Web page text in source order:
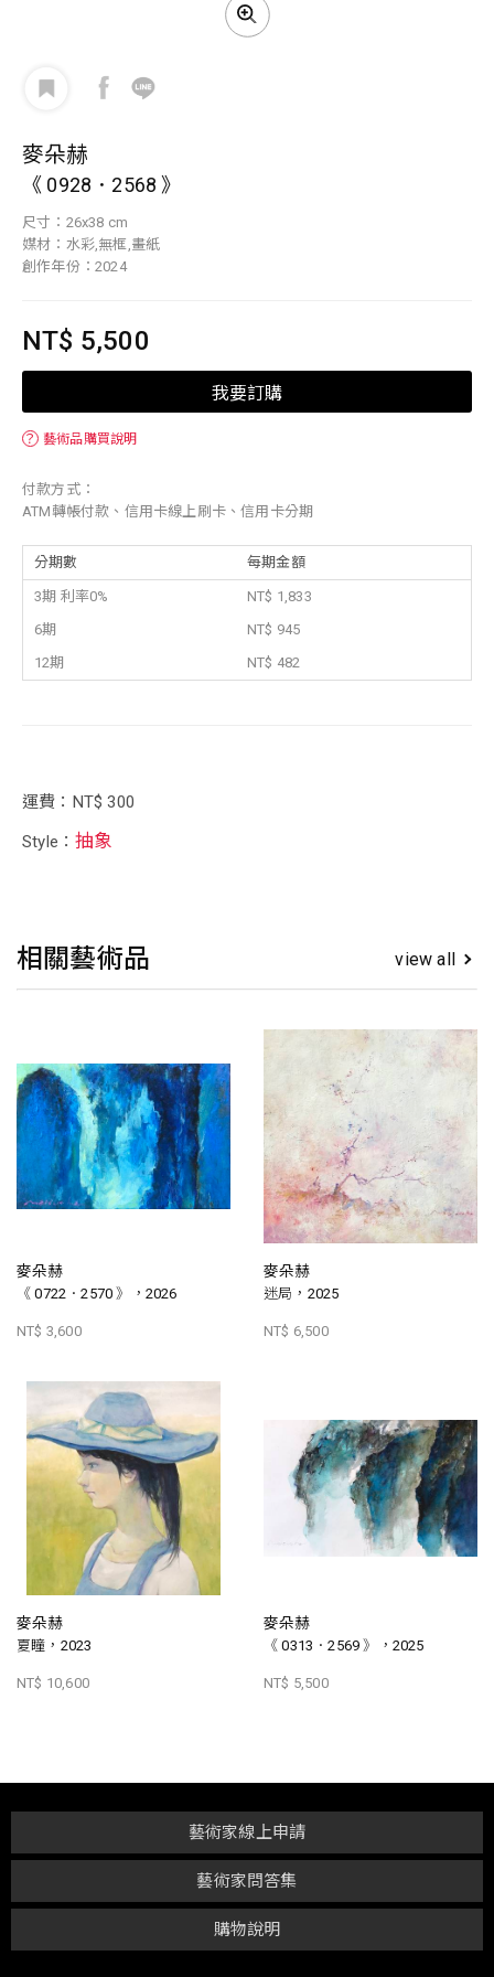
麥朵赫
《 0928．2568 》
尺寸：26x38 cm
媒材：水彩,無框,畫紙
創作年份：2024
NT$ 5,500
我要訂購
？ 藝術品購買說明
付款方式：
ATM轉帳付款、信用卡線上刷卡、信用卡分期
分期數 每期金額
3期 利率0%
NT$ 1,833
6期
NT$ 945
12期
NT$ 482
運費：NT$ 300
Style：抽象
相關藝術品 view all
麥朵赫
《 0722．2570 》，2026
NT$ 3,600
麥朵赫
迷局，2025
NT$ 6,500
麥朵赫
夏瞳，2023
NT$ 10,600
麥朵赫
《 0313．2569 》，2025
NT$ 5,500
購物說明
藝術家問答集
藝術家線上申請